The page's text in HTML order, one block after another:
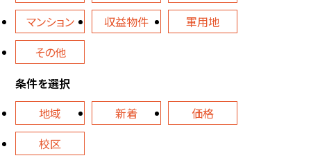
マンション
収益物件
軍用地
その他
条件を選択
地域
新着
価格
校区